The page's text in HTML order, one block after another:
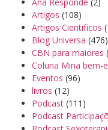
Artigos (108)
Artigos Cientificos
Blog Universa (476)
CBN para maiores
Coluna Mina bem-
Eventos (96)
livros (12)
Podcast (111)
Podcast